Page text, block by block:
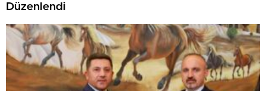
Düzenlendi